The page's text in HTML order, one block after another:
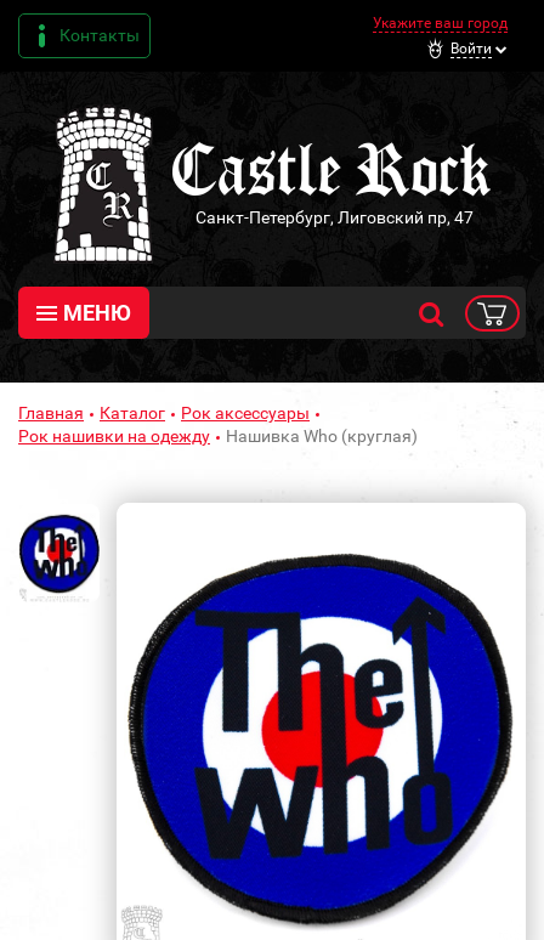
Контакты
Укажите ваш город
Войти
Санкт-Петербург, Лиговский пр, 47
МЕНЮ
Главная Каталог
Рок аксессуары
Рок нашивки на одежду
Нашивка Who (круглая)